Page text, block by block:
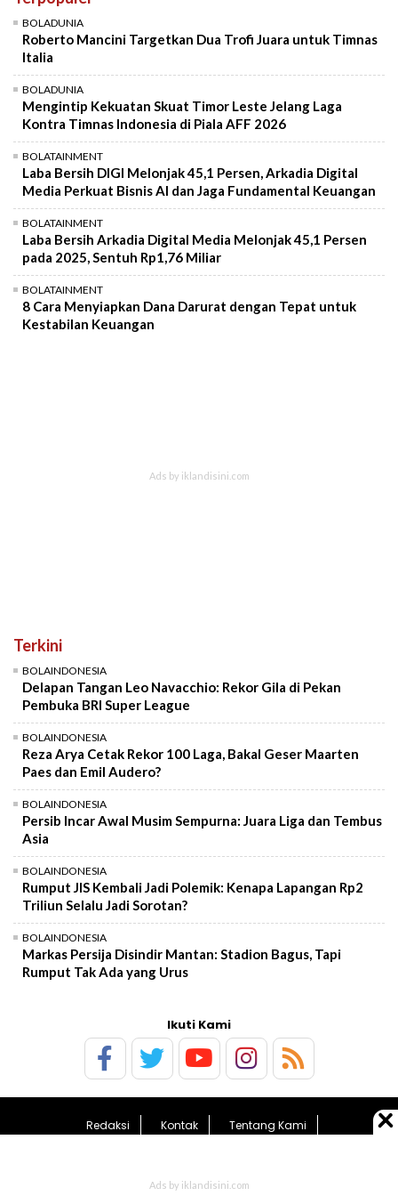
BOLADUNIA
Roberto Mancini Targetkan Dua Trofi Juara untuk Timnas
Italia
BOLADUNIA
Mengintip Kekuatan Skuat Timor Leste Jelang Laga
Kontra Timnas Indonesia di Piala AFF 2026
BOLATAINMENT
Laba Bersih DIGI Melonjak 45,1 Persen, Arkadia Digital
Media Perkuat Bisnis AI dan Jaga Fundamental Keuangan
BOLATAINMENT
Laba Bersih Arkadia Digital Media Melonjak 45,1 Persen
pada 2025, Sentuh Rp1,76 Miliar
BOLATAINMENT
8 Cara Menyiapkan Dana Darurat dengan Tepat untuk
Kestabilan Keuangan
Terkini
BOLAINDONESIA
Delapan Tangan Leo Navacchio: Rekor Gila di Pekan
Pembuka BRI Super League
BOLAINDONESIA
Reza Arya Cetak Rekor 100 Laga, Bakal Geser Maarten
Paes dan Emil Audero?
BOLAINDONESIA
Persib Incar Awal Musim Sempurna: Juara Liga dan Tembus
Asia
BOLAINDONESIA
Rumput JIS Kembali Jadi Polemik: Kenapa Lapangan Rp2
Triliun Selalu Jadi Sorotan?
BOLAINDONESIA
Markas Persija Disindir Mantan: Stadion Bagus, Tapi
Rumput Tak Ada yang Urus
Ikuti Kami
Redaksi Kontak
Tentang Kami